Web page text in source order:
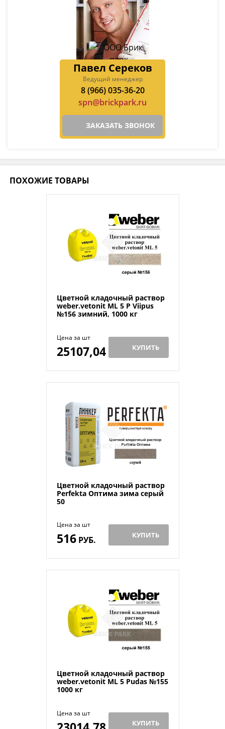
Павел Сереков
Ведущий менеджер
8 (966) 035-36-20
spn@brickpark.ru
ЗАКАЗАТЬ ЗВОНОК
ПОХОЖИЕ ТОВАРЫ
Цветной кладочный раствор
weber.vetonit ML 5 P Viipus
№156 зимний, 1000 кг
Цена за шт
25107,04Й КУПИТЬ
Цветной кладочный раствор
Perfekta Оптима зима серый
50
Цена за шт
516РУБ. КУПИТЬ
Цветной кладочный раствор
weber.vetonit ML 5 Pudas №155
1000 кг
Цена за шт
КУПИТЬ